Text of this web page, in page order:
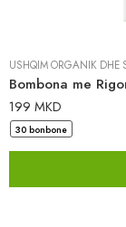
USHQIM ORGANIK DHE
Bombona me
199 MKD
30 bonbone